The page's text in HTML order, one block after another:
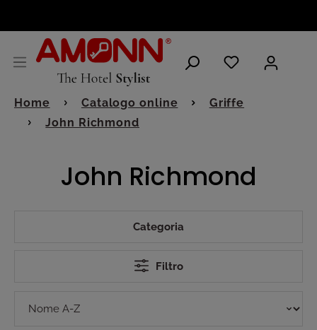
Home Catalogo online
Griffe
John Richmond
John Richmond
Categoria
Filtro